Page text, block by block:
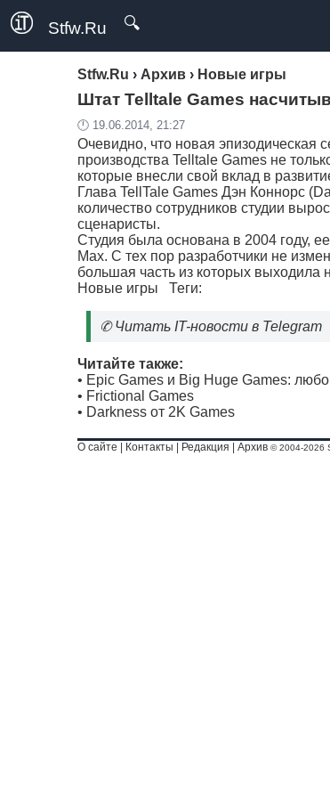
Stfw.Ru 🔍
Stfw.Ru › Архив › Новые игры
Штат Telltale Games
🕛 19.06.2014, 21:27
Очевидно, что новая эпизодическая
производства Telltale Games не
которые внесли свой вклад в
Глава TellTale Games Дэн Коннорс
количество сотрудников студии
сценаристы.
Студия была основана в 2004 году,
Max. С тех пор разработчики не
большая часть из которых выходила
Новые игры Теги:
✆Читать IT-новости в Telegram
Читайте также:
• Epic Games и Big Huge Games:
• Frictional Games
• Darkness от 2K Games
О сайте Контакты Редакция Архив © 2004-2026